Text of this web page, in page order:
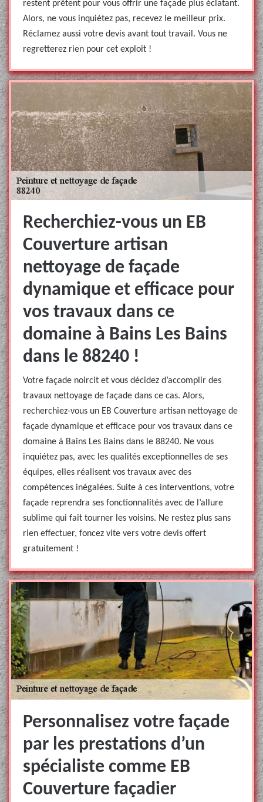
restent prêtent pour vous offrir une façade plus éclatant.
Alors, ne vous inquiétez pas, recevez le meilleur prix.
Réclamez aussi votre devis avant tout travail. Vous ne
regretterez rien pour cet exploit !
Recherchiez-vous un EB
Couverture artisan
nettoyage de façade
dynamique et efficace pour
vos travaux dans ce
domaine à Bains Les Bains
dans le 88240 !
Votre façade noircit et vous décidez d’accomplir des
travaux nettoyage de façade dans ce cas. Alors,
recherchiez-vous un EB Couverture artisan nettoyage de
façade dynamique et efficace pour vos travaux dans ce
domaine à Bains Les Bains dans le 88240. Ne vous
inquiétez pas, avec les qualités exceptionnelles de ses
équipes, elles réalisent vos travaux avec des
compétences inégalées. Suite à ces interventions, votre
façade reprendra ses fonctionnalités avec de l’allure
sublime qui fait tourner les voisins. Ne restez plus sans
rien effectuer, foncez vite vers votre devis offert
gratuitement !
Personnalisez votre façade
par les prestations d’un
spécialiste comme EB
Couverture façadier